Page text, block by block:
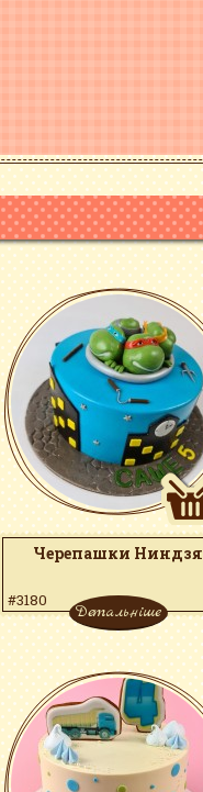
Черепашки Ниндзя
#3180
Детальніше